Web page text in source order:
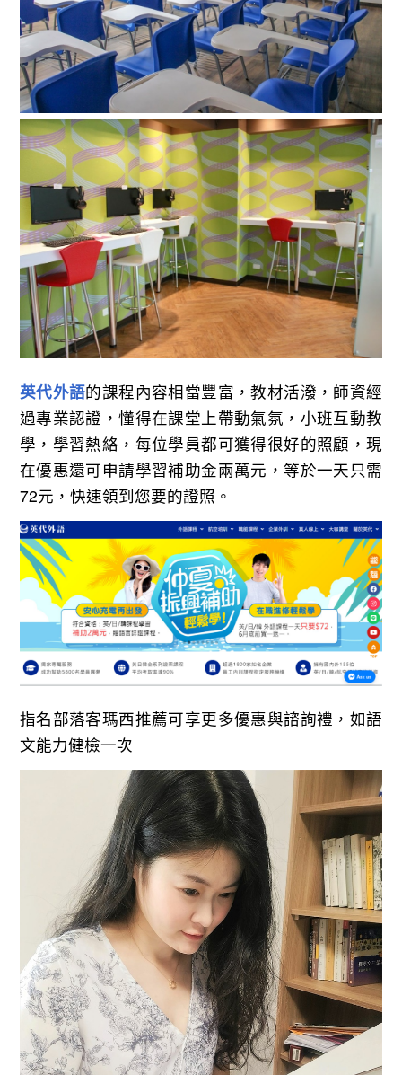
英代外語的課程內容相當豐富，教材活潑，師資經
過專業認證，懂得在課堂上帶動氣氛，小班互動教
學，學習熱絡，每位學員都可獲得很好的照顧，現
在優惠還可申請學習補助金兩萬元，等於一天只需
72元，快速領到您要的證照。
指名部落客瑪西推薦可享更多優惠與諮詢禮，如語
文能力健檢一次